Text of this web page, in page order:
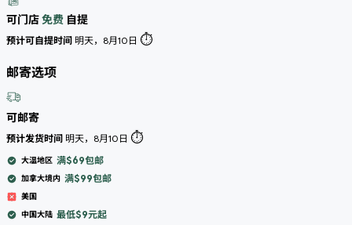
可门店免费 自提
预计可自提时间 明天，8月10日 ⏱️
邮寄选项
可邮寄
预计发货时间 明天，8月10日 ⏱️
大温地区 满$69包邮
加拿大境内 满$99包邮
美国
中国大陆 最低$9元起